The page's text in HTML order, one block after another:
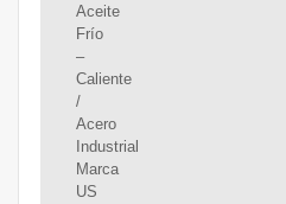
Aceite
Frío
–
Caliente
/
Acero
Industrial
Marca
US